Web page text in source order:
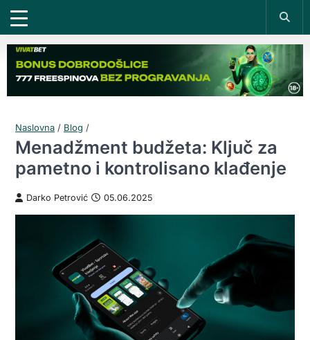
Naslovna / Blog /
Menadžment budžeta: Ključ za
pametno i kontrolisano klađenje
Darko Petrović 05.06.2025